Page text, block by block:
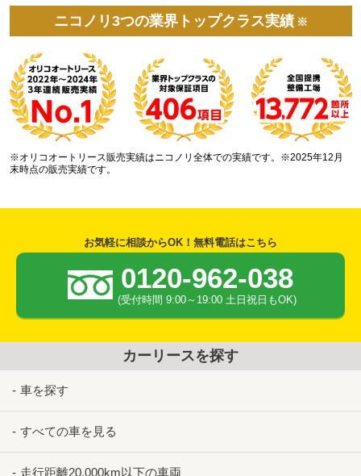
ニコノリ3つの業界トップクラス実績 ※
※オリコオートリース販売実績はニコノリ全体での実績です。※2025年12月
末時点の販売実績です。
お気軽に相談からOK！無料電話はこちら
0120-962-038
(受付時間 9:00～19:00 土日祝日もOK)
カーリースを探す
車を探す
すべての車を見る
走行距離20,000km以下の車両